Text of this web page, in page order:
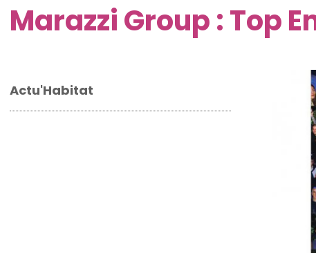
Marazzi Group : Top
Actu'Habitat